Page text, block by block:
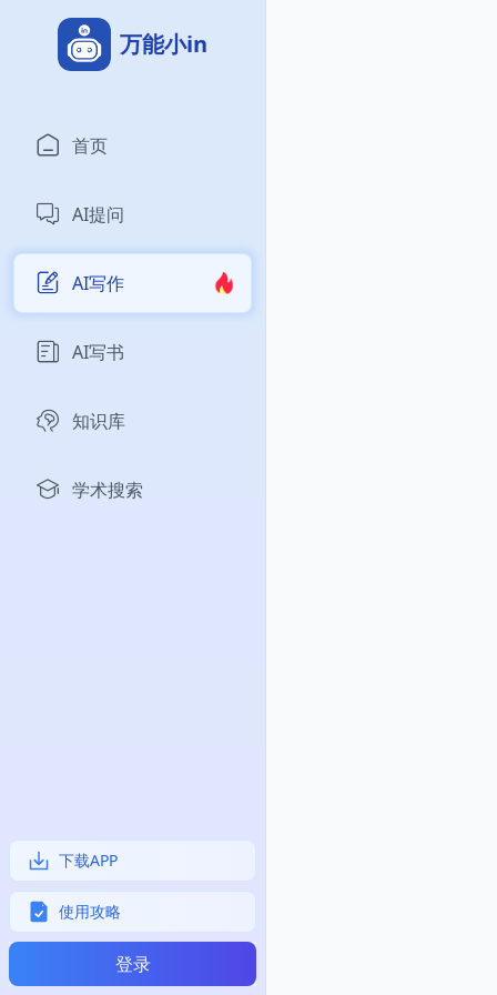
万能小in
首页
AI提问
AI写作
AI写书
知识库
学术搜索
下载APP
使用攻略
登录